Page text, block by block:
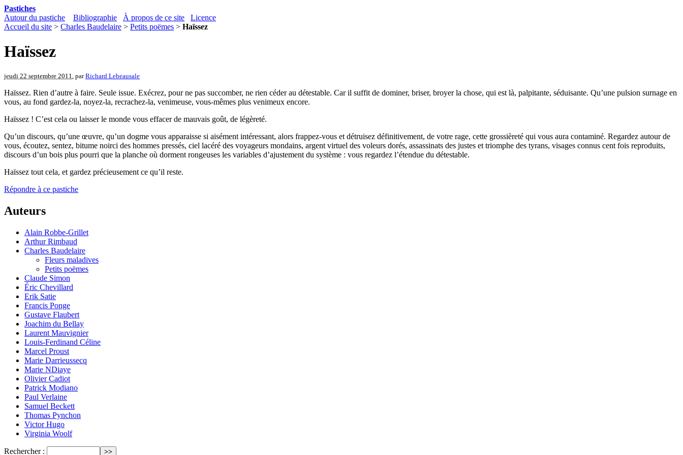
Pastiches
Autour du pastiche
Bibliographie À propos de ce site
Licence
Accueil du site > Charles Baudelaire > Petits poëmes > Haïssez
Haïssez
jeudi 22 septembre 2011 , parRichard Lebeausale
Haïssez. Rien d’autre à faire. Seule issue. Exécrez, pour ne pas succomber, ne rien céder au détestable. Car il suffit de dominer, briser, broyer la chose, qui est là, palpitante, séduisante. Qu’une pulsion surnage en
vous, au fond gardez-la, noyez-la, recrachez-la, venimeuse, vous-mêmes plus venimeux encore.
Haïssez ! C’est cela ou laisser le monde vous effacer de mauvais goût, de légèreté.
Qu’un discours, qu’une œuvre, qu’un dogme vous apparaisse si aisément intéressant, alors frappez-vous et détruisez définitivement, de votre rage, cette grossièreté qui vous aura contaminé. Regardez autour de
vous, écoutez, sentez, bitume noirci des hommes pressés, ciel lacéré des voyageurs mondains, argent virtuel des voleurs dorés, assassinats des justes et triomphe des tyrans, visages connus cent fois reproduits,
discours d’un bois plus pourri que la planche où dorment rongeuses les variables d’ajustement du système : vous regardez l’étendue du détestable.
Haïssez tout cela, et gardez précieusement ce qu’il reste.
Répondre à ce pastiche
Auteurs
Alain Robbe-Grillet
Arthur Rimbaud
Charles Baudelaire
Fleurs maladives
Petits poëmes
Claude Simon
Éric Chevillard
Erik Satie
Francis Ponge
Gustave Flaubert
Joachim du Bellay
Laurent Mauvignier
Louis-Ferdinand Céline
Marcel Proust
Marie Darrieussecq
Marie NDiaye
Olivier Cadiot
Patrick Modiano
Paul Verlaine
Samuel Beckett
Thomas Pynchon
Victor Hugo
Virginia Woolf
Rechercher :